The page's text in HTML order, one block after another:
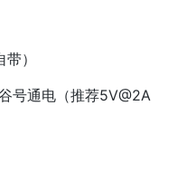
）
号通电（推荐5V@2A